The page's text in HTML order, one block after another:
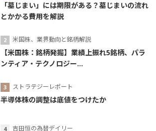
「墓じまい」には期限がある？墓じまいの流れ
とかかる費用を解説
米国株、業界動向と銘柄解説
【米国株：銘柄発掘】業績上振れ5銘柄、パラ
ンティア・テクノロジー...
ストラテジーレポート
半導体株の調整は底値をつけたか
吉田恒の為替デイリー